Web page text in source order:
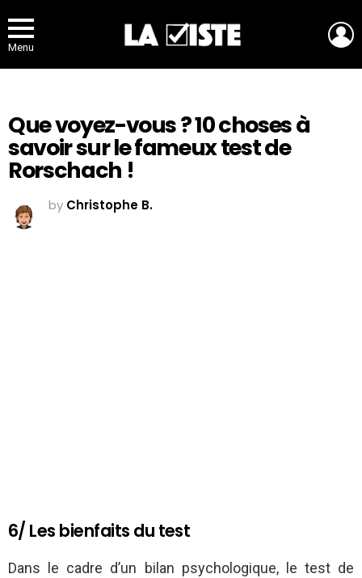
Menu
Que voyez-vous ? 10 choses à
savoir sur le fameux test de
Rorschach !
by Christophe B.
6/ Les bienfaits du test
Dans le cadre d’un bilan psychologique, le test de